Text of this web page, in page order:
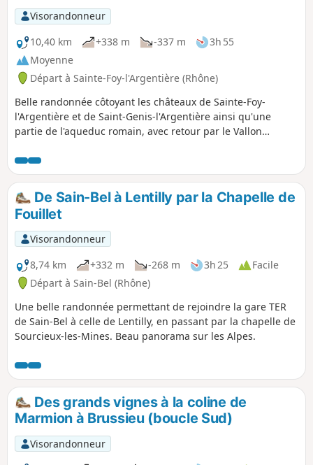
Visorandonneur
10,40 km
+338 m -337 m
3h 55
Moyenne
Départ à Sainte-Foy-l'Argentière (Rhône)
Belle randonnée côtoyant les châteaux de Sainte-Foy-
l'Argentière et de Saint-Genis-l'Argentière ainsi qu'une
partie de l'aqueduc romain, avec retour par le Vallon
De Sain-Bel à Lentilly par la Chapelle de
Fouillet
Visorandonneur
8,74 km
+332 m -268 m 3h 25
Facile
Départ à Sain-Bel (Rhône)
Une belle randonnée permettant de rejoindre la gare TER
de Sain-Bel à celle de Lentilly, en passant par la chapelle de
Sourcieux-les-Mines. Beau panorama sur les Alpes.
Des grands vignes à la coline de
Marmion à Brussieu (boucle Sud)
Visorandonneur